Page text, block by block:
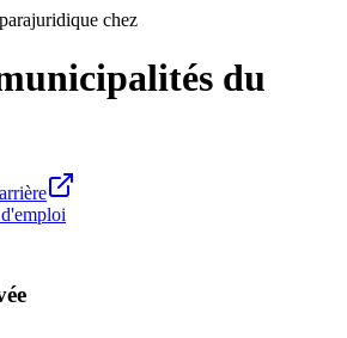
chez
du